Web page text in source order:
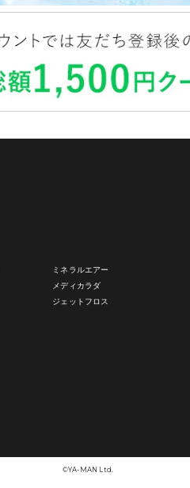
ミネラルエアー
メディカラダ
ジェットフロス
©︎YA-MAN Ltd.